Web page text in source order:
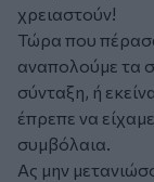
χρειαστούν!
Τώρα που
αναπολούμε τα
σύνταξη, ή
έπρεπε να
συμβόλαια.
Ας μην